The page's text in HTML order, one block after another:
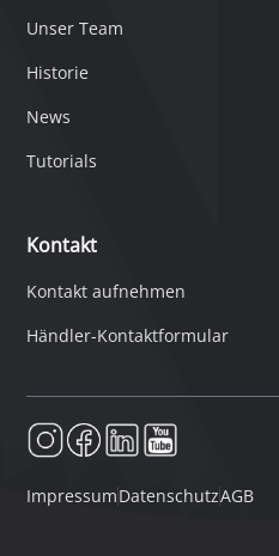
Unser Team
Historie
News
Tutorials
Kontakt
Kontakt aufnehmen
Händler-Kontaktformular
ImpressumDatenschutzAGB